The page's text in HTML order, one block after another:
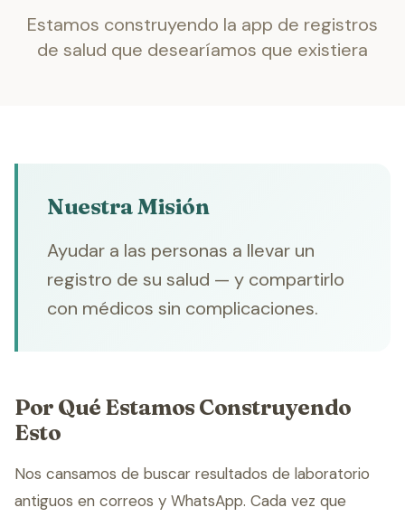
Estamos construyendo la app de registros
de salud que desearíamos que existiera
Nuestra Misión
Ayudar a las personas a llevar un
registro de su salud — y compartirlo
con médicos sin complicaciones.
Por Qué Estamos Construyendo
Esto
Nos cansamos de buscar resultados de laboratorio
antiguos en correos y WhatsApp. Cada vez que